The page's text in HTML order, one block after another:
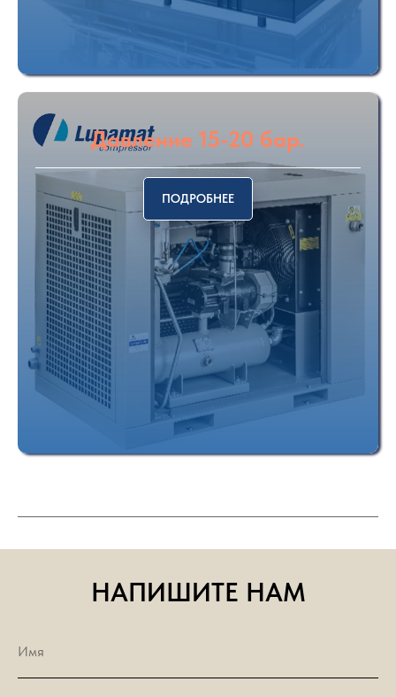
Давление 15-20 бар.
ПОДРОБНЕЕ
НАПИШИТЕ НАМ